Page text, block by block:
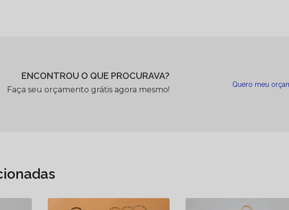
ENCONTROU O QUE PROCURAVA?
Faça seu orçamento grátis agora mesmo!
Quero meu